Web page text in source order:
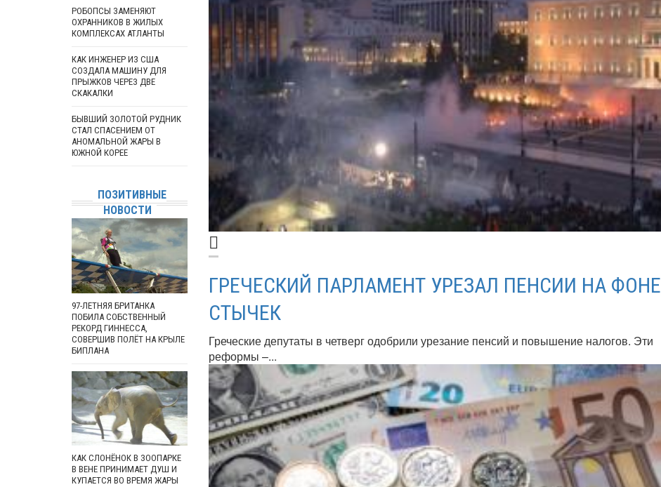
ГРЕЧЕСКИЙ ПАРЛАМЕНТ УРЕЗАЛ ПЕНСИИ НА ФОНЕ
СТЫЧЕК
Греческие депутаты в четверг одобрили урезание пенсий и повышение налогов. Эти
реформы –...
РОБОПСЫ ЗАМЕНЯЮТ
ОХРАННИКОВ В ЖИЛЫХ
КОМПЛЕКСАХ АТЛАНТЫ
КАК ИНЖЕНЕР ИЗ США
СОЗДАЛА МАШИНУ ДЛЯ
ПРЫЖКОВ ЧЕРЕЗ ДВЕ
СКАКАЛКИ
БЫВШИЙ ЗОЛОТОЙ РУДНИК
СТАЛ СПАСЕНИЕМ ОТ
АНОМАЛЬНОЙ ЖАРЫ В
ЮЖНОЙ КОРЕЕ
ПОЗИТИВНЫЕ
НОВОСТИ
97-ЛЕТНЯЯ БРИТАНКА
ПОБИЛА СОБСТВЕННЫЙ
РЕКОРД ГИННЕССА,
СОВЕРШИВ ПОЛЁТ НА КРЫЛЕ
БИПЛАНА
КАК СЛОНЁНОК В ЗООПАРКЕ
В ВЕНЕ ПРИНИМАЕТ ДУШ И
КУПАЕТСЯ ВО ВРЕМЯ ЖАРЫ